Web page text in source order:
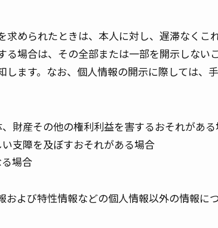
求められたときは、本人に対し、遅滞なくこ
る場合は、その全部または一部を開示しない
します。なお、個人情報の開示に際しては、
財産その他の権利利益を害するおそれがあ
支障を及ぼすおそれがある場合
場合
および特性情報などの個人情報以外の情報に